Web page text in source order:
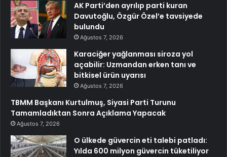
AK Parti’den ayrılıp parti kuran
Davutoğlu, Özgür Özel’e tavsiyede
bulundu
Ağustos 7, 2026
Karaciğer yağlanması siroza yol
açabilir: Uzmandan erken tanı ve
bitkisel ürün uyarısı
Ağustos 7, 2026
TBMM Başkanı Kurtulmuş, Siyasi Parti Turunu
Tamamladıktan Sonra Açıklama Yapacak
Ağustos 7, 2026
O ülkede güvercin eti talebi patladı:
Yılda 600 milyon güvercin tüketiliyor